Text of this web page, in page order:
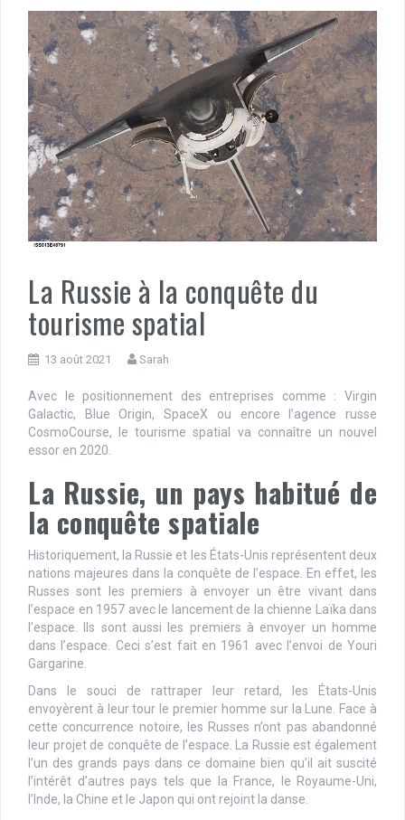
La Russie à la conquête du
tourisme spatial
13 août 2021 Sarah
Avec le positionnement des entreprises comme : Virgin
Galactic, Blue Origin, SpaceX ou encore l’agence russe
CosmoCourse, le tourisme spatial va connaître un nouvel
essor en 2020.
La Russie, un pays habitué de
la conquête spatiale
Historiquement, la Russie et les États-Unis représentent deux
nations majeures dans la conquête de l’espace. En effet, les
Russes sont les premiers à envoyer un être vivant dans
l’espace en 1957 avec le lancement de la chienne Laïka dans
l’espace. Ils sont aussi les premiers à envoyer un homme
dans l’espace. Ceci s’est fait en 1961 avec l’envoi de Youri
Gargarine.
Dans le souci de rattraper leur retard, les États-Unis
envoyèrent à leur tour le premier homme sur la Lune. Face à
cette concurrence notoire, les Russes n’ont pas abandonné
leur projet de conquête de l’espace. La Russie est également
l’un des grands pays dans ce domaine bien qu’il ait suscité
l’intérêt d’autres pays tels que la France, le Royaume-Uni,
l’Inde, la Chine et le Japon qui ont rejoint la danse.